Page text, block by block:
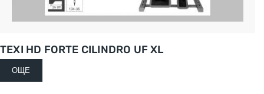
TEXI HD FORTE CILINDRO UF XL
ОЩЕ